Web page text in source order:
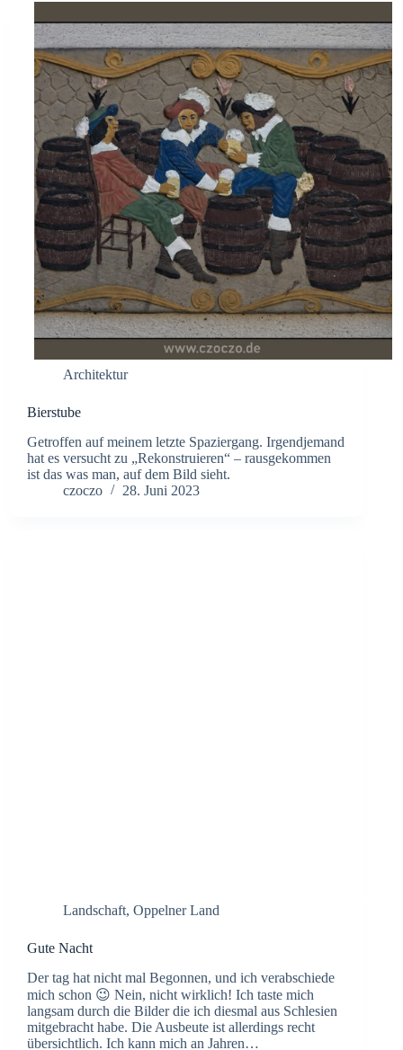
Architektur
Bierstube
Getroffen auf meinem letzte Spaziergang. Irgendjemand
hat es versucht zu „Rekonstruieren“ – rausgekommen
ist das was man, auf dem Bild sieht.
czoczo
28. Juni 2023
Landschaft, Oppelner Land
Gute Nacht
Der tag hat nicht mal Begonnen, und ich verabschiede
mich schon 😉 Nein, nicht wirklich! Ich taste mich
langsam durch die Bilder die ich diesmal aus Schlesien
mitgebracht habe. Die Ausbeute ist allerdings recht
übersichtlich. Ich kann mich an Jahren…